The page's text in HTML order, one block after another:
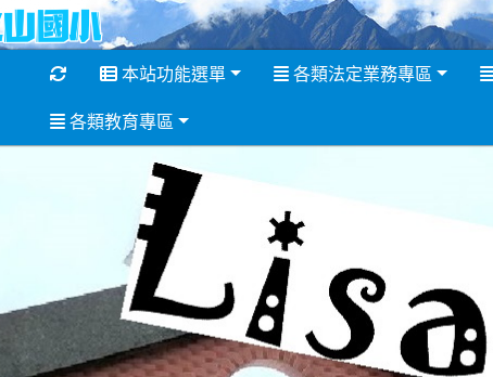
重新取得佈景設定
本站功能選單 各類法定業務專區
各類教育專區